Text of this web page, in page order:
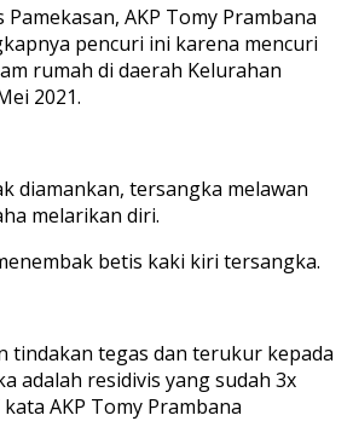
AKP Tomy Prambana
pencuri ini karena mencuri
rumah di daerah Kelurahan
2021.
diamankan, tersangka melawan
melarikan diri.
betis kaki kiri tersangka.
tindakan tegas dan terukur kepada
adalah residivis yang sudah 3x
AKP Tomy Prambana